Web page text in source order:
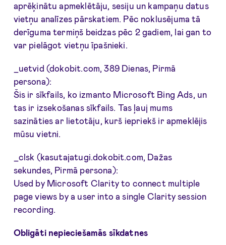
aprēķinātu apmeklētāju, sesiju un kampaņu datus
vietņu analīzes pārskatiem. Pēc noklusējuma tā
derīguma termiņš beidzas pēc 2 gadiem, lai gan to
var pielāgot vietņu īpašnieki.
_uetvid (dokobit.com, 389 Dienas, Pirmā
persona):
Šis ir sīkfails, ko izmanto Microsoft Bing Ads, un
tas ir izsekošanas sīkfails. Tas ļauj mums
sazināties ar lietotāju, kurš iepriekš ir apmeklējis
mūsu vietni.
_clsk (kasutajatugi.dokobit.com, Dažas
sekundes, Pirmā persona):
Used by Microsoft Clarity to connect multiple
page views by a user into a single Clarity session
recording.
Obligāti nepieciešamās sīkdatnes